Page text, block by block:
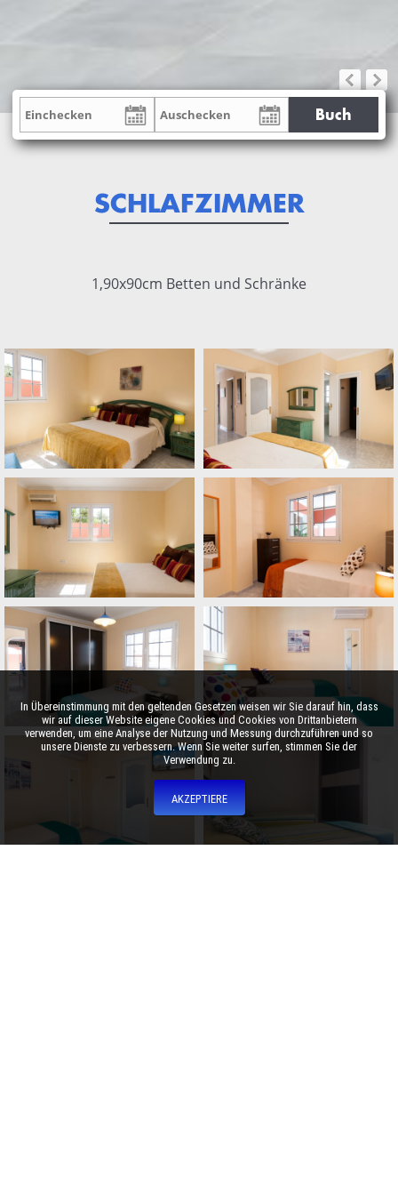
Buch
SCHLAFZIMMER
1,90x90cm Betten und Schränke
In Übereinstimmung mit den geltenden Gesetzen weisen wir Sie darauf hin, dass
wir auf dieser Website eigene Cookies und Cookies von Drittanbietern
verwenden, um eine Analyse der Nutzung und Messung durchzuführen und so
unsere Dienste zu verbessern. Wenn Sie weiter surfen, stimmen Sie der
Verwendung zu.